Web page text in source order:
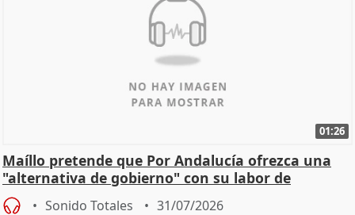
01:26
Maíllo pretende que Por Andalucía ofrezca una
"alternativa de gobierno" con su labor de
oposición
Sonido Totales 31/07/2026